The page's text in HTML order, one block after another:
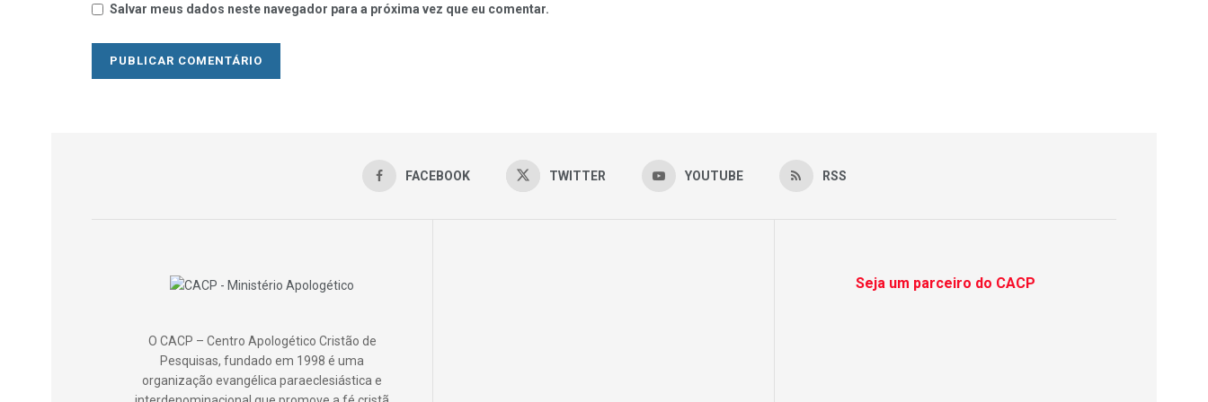
Salvar meus dados neste navegador para a próxima vez que eu comentar.
FACEBOOK TWITTER YOUTUBE RSS
O CACP – Centro Apologético Cristão de
Pesquisas, fundado em 1998 é uma
organização evangélica paraeclesiástica e
Seja um parceiro do CACP